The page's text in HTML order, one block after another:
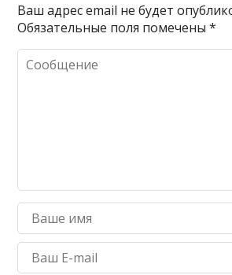
Ваш адрес email не будет
Обязательные поля помечены*